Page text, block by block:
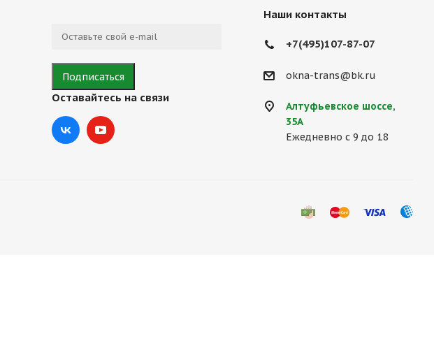
Оставайтесь на связи
Наши контакты
+7(495)107-87-07
okna-trans@bk.ru
Алтуфьевское шоссе,
35А
Ежедневно с 9 до 18